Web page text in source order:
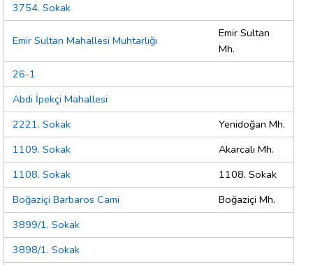
3754. Sokak
Emir Sultan Mahallesi Muhtarlığı
Emir Sultan
Mh.
26-1
Abdi İpekçi Mahallesi
2221. Sokak
Yenidoğan Mh.
1109. Sokak
Akarcalı Mh.
1108. Sokak
1108. Sokak
Boğaziçi Barbaros Cami
Boğaziçi Mh.
3899/1. Sokak
3898/1. Sokak